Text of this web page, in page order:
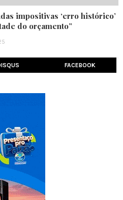
impositivas ‘erro histórico’
do orçamento”
FACEBOOK